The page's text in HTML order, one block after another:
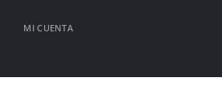
MI CUENTA